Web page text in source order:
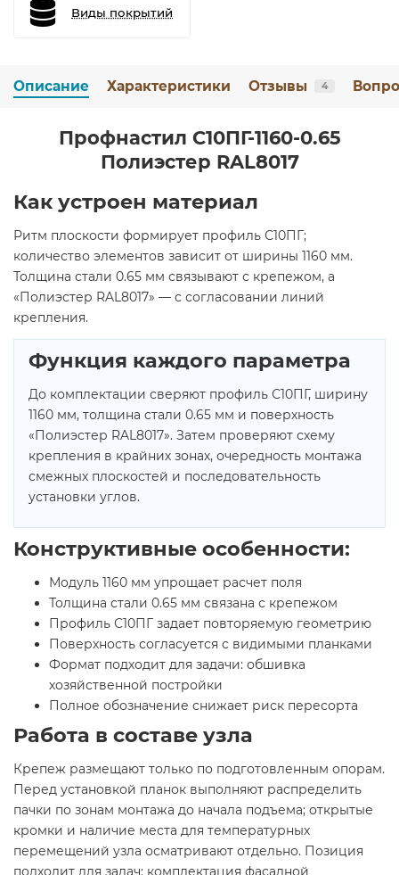
Виды покрытий
Описание Характеристики Отзывы 4
Профнастил С10ПГ-1160-0.65
Полиэстер RAL8017
Как устроен материал
Ритм плоскости формирует профиль С10ПГ;
количество элементов зависит от ширины 1160 мм.
Толщина стали 0.65 мм связывают с крепежом, а
«Полиэстер RAL8017» — с согласовании линий
крепления.
Функция каждого параметра
До комплектации сверяют профиль С10ПГ, ширину
1160 мм, толщина стали 0.65 мм и поверхность
«Полиэстер RAL8017». Затем проверяют схему
крепления в крайних зонах, очередность монтажа
смежных плоскостей и последовательность
установки углов.
Конструктивные особенности:
Модуль 1160 мм упрощает расчет поля
Толщина стали 0.65 мм связана с крепежом
Профиль С10ПГ задает повторяемую геометрию
Поверхность согласуется с видимыми планками
Формат подходит для задачи: обшивка
хозяйственной постройки
Полное обозначение снижает риск пересорта
Работа в составе узла
Крепеж размещают только по подготовленным опорам.
Перед установкой планок выполняют распределить
пачки по зонам монтажа до начала подъема; открытые
кромки и наличие места для температурных
перемещений узла осматривают отдельно. Позиция
подходит для задач: комплектация фасадной